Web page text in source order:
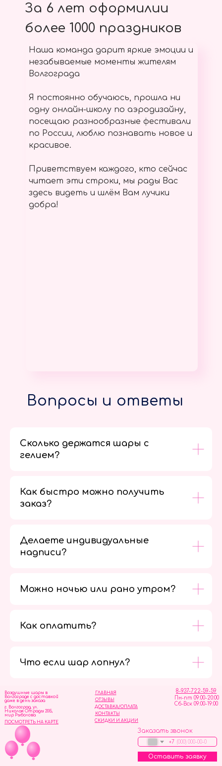
За 6 лет оформилии
более 1000 праздников
Наша команда дарит яркие эмоции и
незабываемые моменты жителям
Волгограда
Я постоянно обучаюсь, прошла ни
одну онлайн-школу по аэродизайну,
посещаю разнообразные фестивали
по России, люблю познавать новое и
красивое.
Приветствуем каждого, кто сейчас
читает эти строки, мы рады Вас
здесь видеть и шлём Вам лучики
добра!
Вопросы и ответы
Сколько держатся шары с
гелием?
Как быстро можно получить
заказ?
Делаете индивидуальные
надписи?
Можно ночью или рано утром?
Как оплатить?
Что если шар лопнул?
ОТЗЫВЫ
ГЛАВНАЯ
ДОСТАВКА/ОПЛАТА
СКИДКИ И АКЦИИ
КОНТАКТЫ
8-937-722-59-59
Пн-пт 09:00-20:00
Сб-Вск 09:00-19:00
Воздушные шары в
Волгограде с доставкой
даже в день заказа
Заказать звонок
+7
Оставить заявку
г. Волгоград, ул.
Николая Отрады 20Б,
мир Рыболова
ПОСМОТРЕТЬ НА КАРТЕ